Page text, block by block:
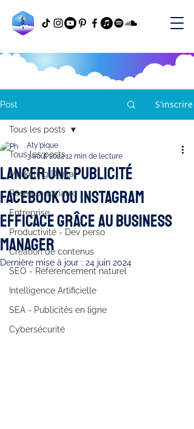
Post S'inscrire
Tous les posts
Marketing Digital
Réseaux sociaux
Entreprise
Productivité - Dev perso
Création de contenus
SEO - Référencement naturel
Intelligence Artificielle
SEA - Publicités en ligne
Cybersécurité
Tous les posts
Lancer une publicité
Facebook ou Instagram
efficace grâce au Business
Manager
Aty'pique
3 août 202212 min de lecture
Dernière mise à jour : 24 juin 2024